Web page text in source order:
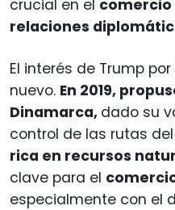
crucial en el comercio
relaciones
El interés de Trump
nuevo. En 2019,
Dinamarca, dado su
control de las rutas
rica en recursos
clave para el
especialmente con el